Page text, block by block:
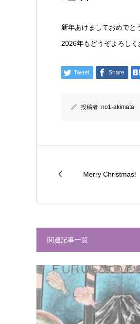
新年あけましておめでと
2026年もどうぞよろしく
Tweet Share
投稿者: no1-akimata
Merry Christmas!
関連記事一覧